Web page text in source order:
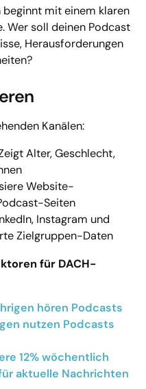
mit einem klaren
Wer soll deinen Podcast
Herausforderungen
Kanälen:
Alter, Geschlecht,
Website-
Seiten
Instagram und
Zielgruppen-Daten
für DACH-
hören Podcasts
nutzen Podcasts
12% wöchentlich
aktuelle Nachrichten